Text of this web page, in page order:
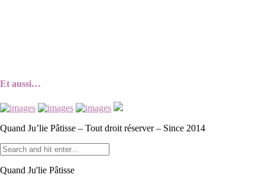
Et aussi…
Quand Ju’lie Pâtisse – Tout droit réserver – Since 2014
Quand Ju'lie Pâtisse